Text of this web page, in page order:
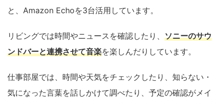
と、Amazon Echoを3台活用しています。
リビングでは時間やニュースを確認したり、 ソニーのサウ
ンドバーと連携させて音楽を楽しんだりしています。
仕事部屋では、時間や天気をチェックしたり、知らない・
気になった言葉を話しかけて調べたり、予定の確認がメイ